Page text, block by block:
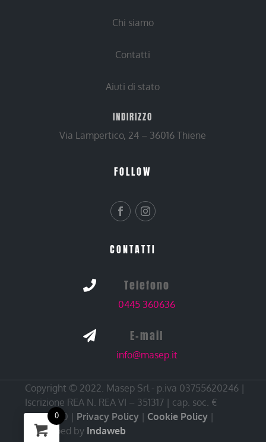
Chi siamo
Contatti
Aiuti di stato
INDIRIZZO
Via Lampertico, 24 – 36016 Thiene
FOLLOW
CONTATTI
 Telefono
0445 360636
 E-mail
info@masep.it
Copyright © 2022. Masep Srl - p.iva 03755620246 |
Iscrizione REA N. REA VI – 351317 | cap. soc. €
10.000,00 | Privacy Policy | Cookie Policy |
Developed by Indaweb
0